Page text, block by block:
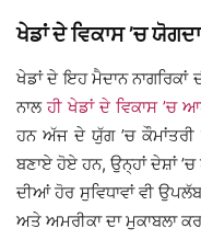
ਖੇਡਾਂ ਦੇ ਵਿਕਾਸ ’ਚ
ਖੇਡਾਂ ਦੇ ਇਹ ਮੈਦਾਨ ਨਾਗਰਿਕਾਂ
ਨਾਲ ਹੀ ਖੇਡਾਂ ਦੇ ਵਿਕਾਸ ’ਚ
ਹਨ ਅੱਜ ਦੇ ਯੁੱਗ ’ਚ ਕੌਮਾਂਤਰੀ
ਬਣਾਏ ਹੋਏ ਹਨ, ਉਨ੍ਹਾਂ ਦੇਸ਼ਾਂ
ਦੀਆਂ ਹੋਰ ਸੁਵਿਧਾਵਾਂ ਵੀ
ਅਤੇ ਅਮਰੀਕਾ ਦਾ ਮੁਕਾਬਲਾ